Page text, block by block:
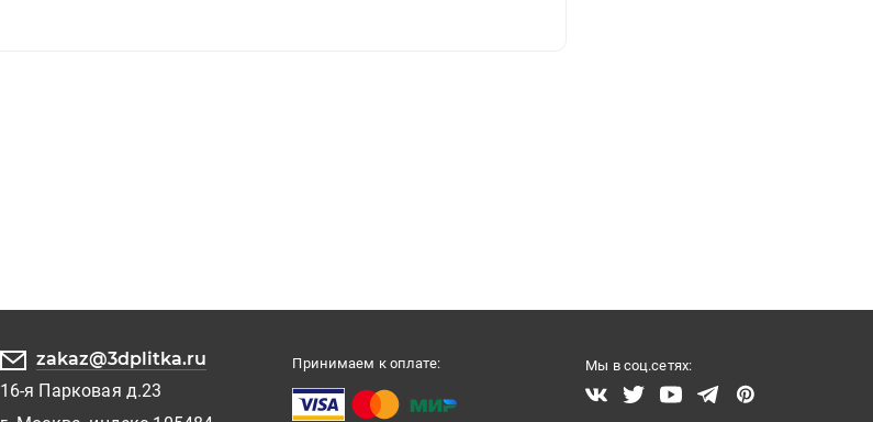
zakaz@3dplitka.ru
16-я Парковая д.23
Принимаем к оплате: Мы в соц.сетях: